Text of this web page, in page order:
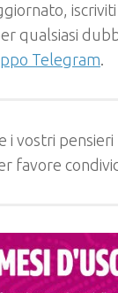
qualsiasi
Telegram.
i vostri
favore